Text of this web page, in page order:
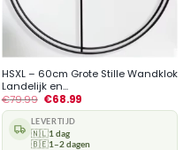
HSXL – 60cm Grote Stille Wandklok
Landelijk en...
€79.99 €68.99
LEVERTIJD
🇳🇱1 dag
🇧🇪1–2 dagen